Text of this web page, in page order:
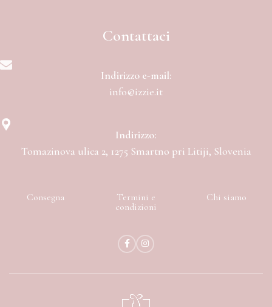
Contattaci
Indirizzo e-mail:
info@izzie.it
Indirizzo:
Tomazinova ulica 2, 1275 Smartno pri Litiji, Slovenia
Consegna
Termini e
condizioni
Chi siamo